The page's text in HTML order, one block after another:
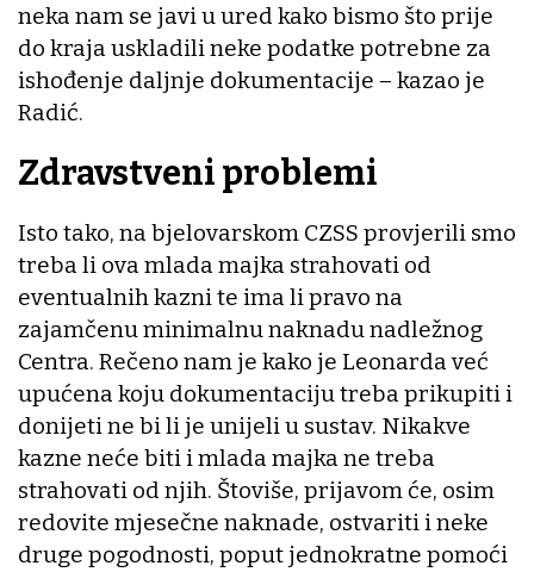
neka nam se javi u ured kako bismo što prije
do kraja uskladili neke podatke potrebne za
ishođenje daljnje dokumentacije – kazao je
Radić.
Zdravstveni problemi
Isto tako, na bjelovarskom CZSS provjerili smo
treba li ova mlada majka strahovati od
eventualnih kazni te ima li pravo na
zajamčenu minimalnu naknadu nadležnog
Centra. Rečeno nam je kako je Leonarda već
upućena koju dokumentaciju treba prikupiti i
donijeti ne bi li je unijeli u sustav. Nikakve
kazne neće biti i mlada majka ne treba
strahovati od njih. Štoviše, prijavom će, osim
redovite mjesečne naknade, ostvariti i neke
druge pogodnosti, poput jednokratne pomoći